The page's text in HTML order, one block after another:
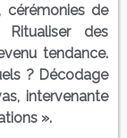
cérémonies de
Ritualiser des
tendance.
? Décodage
intervenante
».